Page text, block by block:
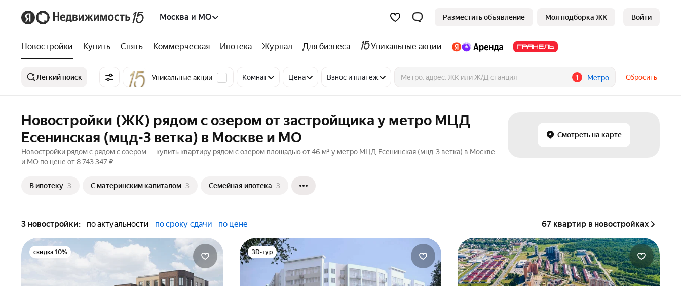
Москва и МО Разместить объявление Моя подборка ЖК Войти
Новостройки Купить Снять Коммерческая Ипотека Журнал Для бизнеса Уникальные акции
Лёгкий поиск Уникальные акции Комнат Цена Взнос и платёж 1 Метро Сбросить
Новостройки (ЖК) рядом с озером от застройщика у метро МЦД
Есенинская (мцд-3 ветка) в Москве и МО
Новостройки рядом с рядом с озером — купить квартиру рядом с озером площадью от 46 м² у метро МЦД Есенинская (мцд-3 ветка) в Москве
и МО по цене от 8 743 347 ₽
В ипотеку 3 С материнским капиталом 3 Семейная ипотека 3
Смотреть на карте
3 новостройки: по актуальности по сроку сдачи по цене 67 квартир в новостройках
скидка 10% 3D-тур